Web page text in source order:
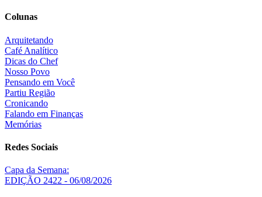
Colunas
Arquitetando
Café Analítico
Dicas do Chef
Nosso Povo
Pensando em Você
Partiu Região
Cronicando
Falando em Finanças
Memórias
Redes Sociais
Capa da Semana:
EDIÇÃO 2422 - 06/08/2026